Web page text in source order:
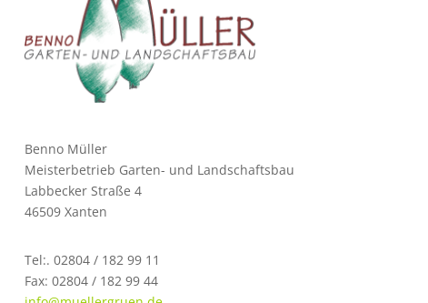
Benno Müller
Meisterbetrieb Garten- und Landschaftsbau
Labbecker Straße 4
46509 Xanten
Tel:. 02804 / 182 99 11
Fax: 02804 / 182 99 44